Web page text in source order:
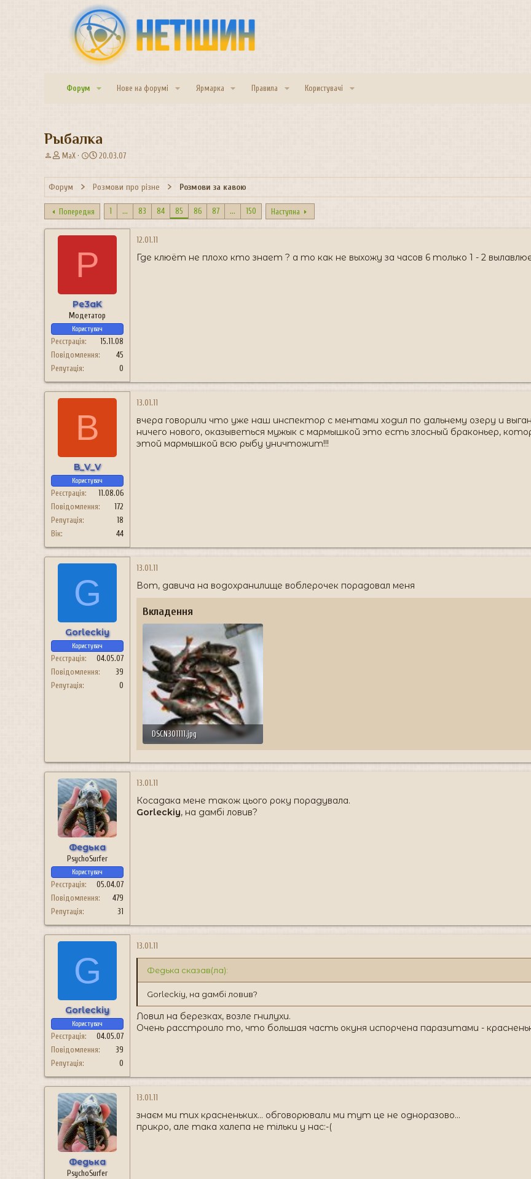
Форум Нове на форумі Ярмарка Правила Користувачі
Рыбалка
А
т
о
р
т
е
MaX
Д
т
а
с
в
20.03.07
Форум Розмови про різне Розмови за кавою
Попередня 1 ... 83 84 85 86 87 ... 150 Наступна
P
Pe3aK
Модетатор
Користувач
Реєстрація
15.11.08
Повідомлення
45
Репутація
0
12.01.11
Где клюёт не плохо кто знает ? а то как не выхожу за часов 6 только 1 - 2
B
B_V_V
Користувач
Реєстрація
11.08.06
Повідомлення
172
Репутація
18
Вік
44
13.01.11
вчера говорили что уже наш инспектор с ментами ходил по дальнему озеру и
ничего нового, оказыветься мужык с мармышкой это есть злосный браконьер,
этой мармышкой всю рыбу уничтожит!!!
G
Gorleckiy
Користувач
Реєстрація
04.05.07
Повідомлення
39
Репутація
0
13.01.11
Вот, давича на водохранилище воблерочек порадовал меня
Вкладення
DSCN301111.jpg
Федька
PsychoSurfer
Користувач
Реєстрація
05.04.07
Повідомлення
479
Репутація
31
13.01.11
Косадака мене також цього року порадувала.
Gorleckiy, на дамбі ловив?
G
Gorleckiy
Користувач
Реєстрація
04.05.07
Повідомлення
39
Репутація
0
13.01.11
Федька сказав(ла):
Gorleckiy, на дамбі ловив?
Ловил на березках, возле гнилухи.
Очень расстроило то, что большая часть окуня испорчена паразитами -
Федька
PsychoSurfer
13.01.11
знаєм ми тих красненьких... обговорювали ми тут це не одноразово...
прикро, але така халепа не тільки у нас:-(